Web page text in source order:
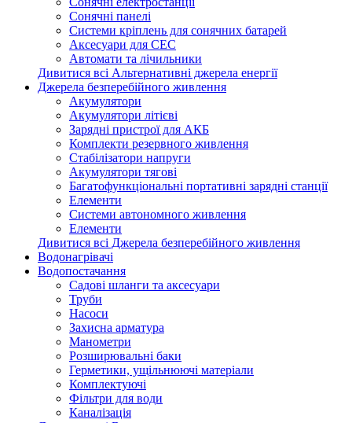
Сонячні панелі
Системи кріплень для сонячних батарей
Аксесуари для СЕС
Автомати та лічильники
Дивитися всі Альтернативні джерела енергії
Джерела безперебійного живлення
Акумулятори
Акумулятори літієві
Зарядні пристрої для АКБ
Комплекти резервного живлення
Стабілізатори напруги
Акумулятори тягові
Багатофункціональні портативні зарядні станції
Елементи
Системи автономного живлення
Елементи
Дивитися всі Джерела безперебійного живлення
Водонагрівачі
Водопостачання
Садові шланги та аксесуари
Труби
Насоси
Захисна арматура
Манометри
Розширювальні баки
Герметики, ущільнюючі матеріали
Комплектуючі
Фільтри для води
Каналізація